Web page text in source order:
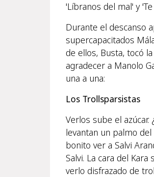
'Líbranos del mal' y
Durante el descanso
supercapacitados
de ellos, Busta, tocó
agradecer a Manolo
una a una:
Los Trollsparsistas
Verlos sube el
levantan un palmo
bonito ver a Salvi
Salvi. La cara del
verlo disfrazado de